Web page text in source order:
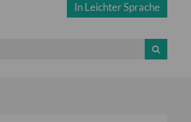
In Leichter Sprache